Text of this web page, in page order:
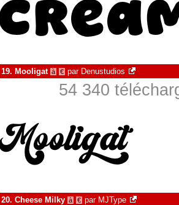
19. Mooligat à € par Denustudios
54 340
20. Cheese Milky à € par MJType